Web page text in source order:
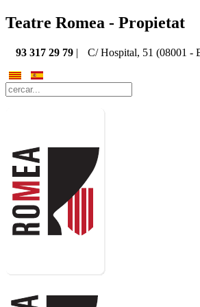
Teatre Romea - Propietat
93 317 29 79 | C/ Hospital, 51 (08001 -